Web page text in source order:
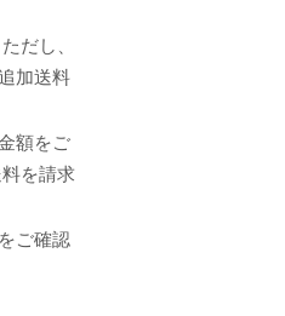
だし、
加送料
額をご
を請求
ご確認